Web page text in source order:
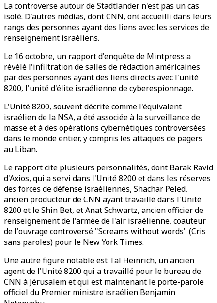
La controverse autour de Stadtlander n'est pas un cas
isolé. D'autres médias, dont CNN, ont accueilli dans leurs
rangs des personnes ayant des liens avec les services de
renseignement israéliens.
Le 16 octobre, un rapport d'enquête de Mintpress a
révélé l'infiltration de salles de rédaction américaines
par des personnes ayant des liens directs avec l'unité
8200, l'unité d'élite israélienne de cyberespionnage.
L'Unité 8200, souvent décrite comme l'équivalent
israélien de la NSA, a été associée à la surveillance de
masse et à des opérations cybernétiques controversées
dans le monde entier, y compris les attaques de pagers
au Liban.
Le rapport cite plusieurs personnalités, dont Barak Ravid
d'Axios, qui a servi dans l'Unité 8200 et dans les réserves
des forces de défense israéliennes, Shachar Peled,
ancien producteur de CNN ayant travaillé dans l'Unité
8200 et le Shin Bet, et Anat Schwartz, ancien officier de
renseignement de l'armée de l'air israélienne, coauteur
de l'ouvrage controversé "Screams without words" (Cris
sans paroles) pour le New York Times.
Une autre figure notable est Tal Heinrich, un ancien
agent de l'Unité 8200 qui a travaillé pour le bureau de
CNN à Jérusalem et qui est maintenant le porte-parole
officiel du Premier ministre israélien Benjamin